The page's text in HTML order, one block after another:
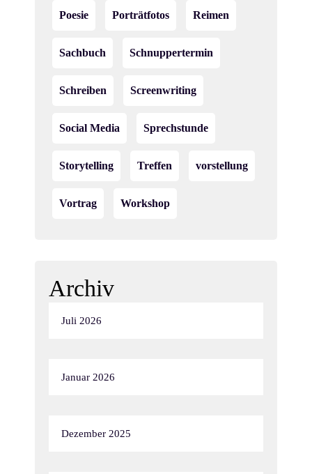
Poesie Porträtfotos Reimen
Sachbuch Schnuppertermin
Schreiben Screenwriting
Social Media Sprechstunde
Storytelling Treffen vorstellung
Vortrag Workshop
Archiv
Juli 2026
Januar 2026
Dezember 2025